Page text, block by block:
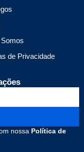
de Privacidade
nossa Política de